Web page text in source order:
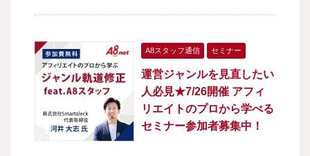
A8スタッフ通信 セミナー
運営ジャンルを見直したい
人必見★7/26開催 アフィ
リエイトのプロから学べる
セミナー参加者募集中！